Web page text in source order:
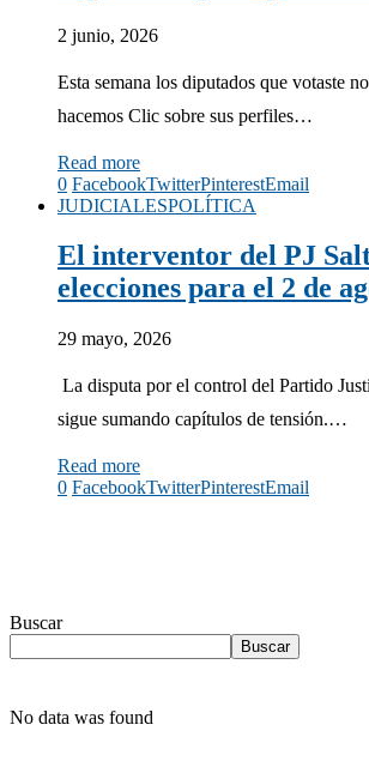
2 junio, 2026
Esta semana los diputados que votaste
hacemos Clic sobre sus perfiles…
Read more
0 FacebookTwitterPinterestEmail
JUDICIALESPOLÍTICA
El interventor del PJ
elecciones para el 2 de
29 mayo, 2026
La disputa por el control del Partido
sigue sumando capítulos de tensión.…
Read more
0 FacebookTwitterPinterestEmail
Buscar
Buscar
No data was found